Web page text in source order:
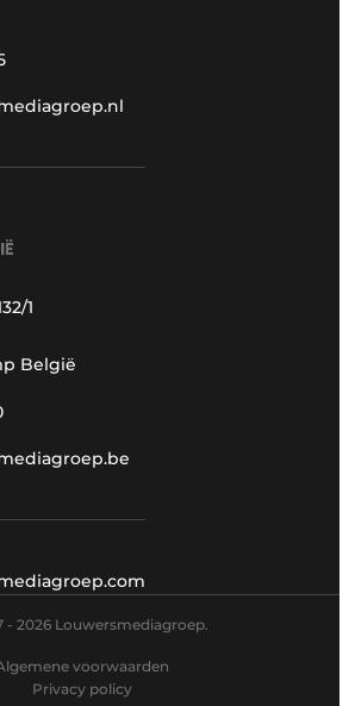
1
België
- 2026 Louwersmediagroep.
voorwaarden
Privacy policy